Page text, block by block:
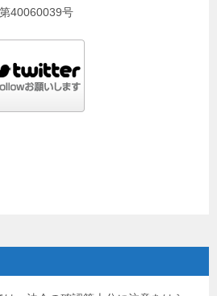
第40060039号